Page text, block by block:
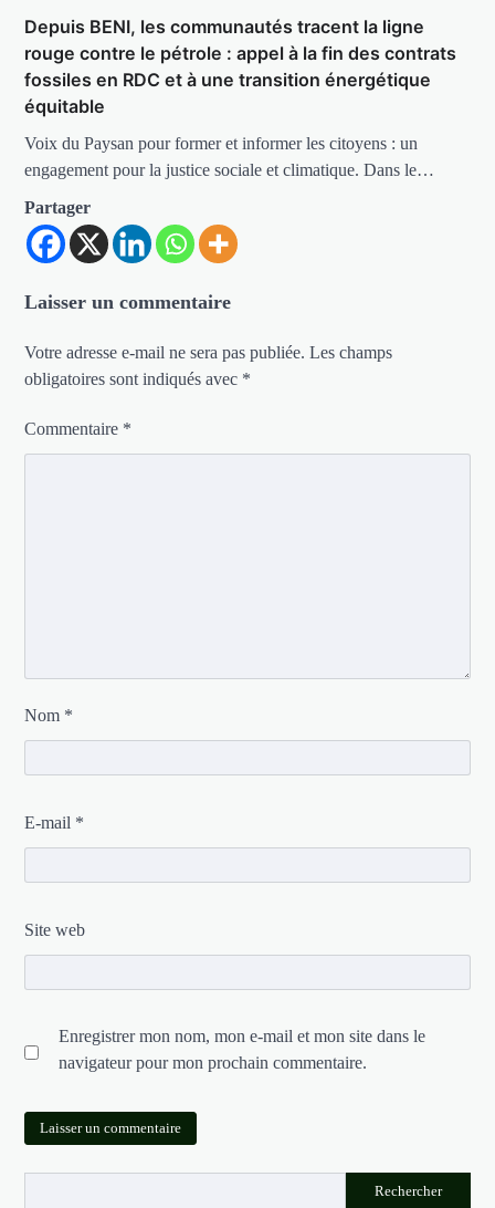
Depuis BENI, les communautés tracent la ligne
rouge contre le pétrole : appel à la fin des contrats
fossiles en RDC et à une transition énergétique
équitable
Voix du Paysan pour former et informer les citoyens : un
engagement pour la justice sociale et climatique. Dans le…
Partager
Laisser un commentaire
Votre adresse e-mail ne sera pas publiée. Les champs
obligatoires sont indiqués avec *
Commentaire *
Nom *
E-mail *
Site web
Enregistrer mon nom, mon e-mail et mon site dans le
navigateur pour mon prochain commentaire.
Rechercher